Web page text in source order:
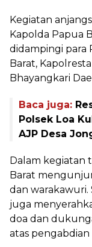
Kegiatan
Kapolda Papua
didampingi para
Barat,
Bhayangkari
Baca juga:
Polsek Loa
AJP Desa
Dalam kegiatan
Barat
dan
juga
doa dan
atas